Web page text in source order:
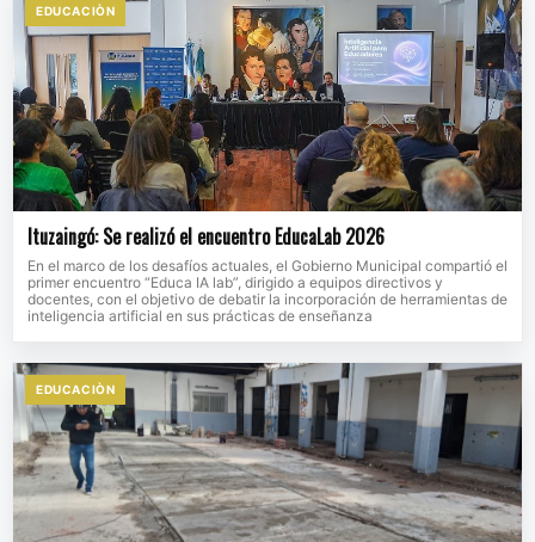
EDUCACIÒN
Ituzaingó: Se realizó el encuentro EducaLab 2026
En el marco de los desafíos actuales, el Gobierno Municipal compartió el
primer encuentro “Educa IA lab”, dirigido a equipos directivos y
docentes, con el objetivo de debatir la incorporación de herramientas de
inteligencia artificial en sus prácticas de enseñanza
EDUCACIÒN